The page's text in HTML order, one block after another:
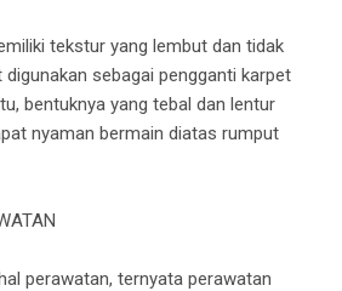
tekstur yang lembut dan tidak
sebagai pengganti karpet
bentuknya yang tebal dan lentur
nyaman bermain diatas rumput
perawatan, ternyata perawatan